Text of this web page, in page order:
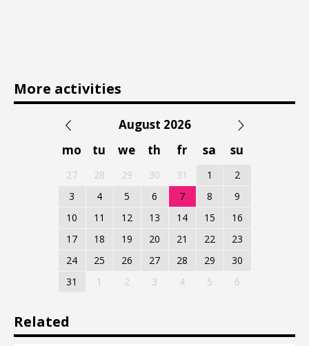
More activities
August 2026
mo
tu we th fr sa su
27 28 29 30 31 1
2
3
4 5 6 7 8
9
10
11 12 13 14 15
16
17
18 19 20 21 22
23
24
25 26 27 28 29
30
31
1 2 3 4 5 6
Related